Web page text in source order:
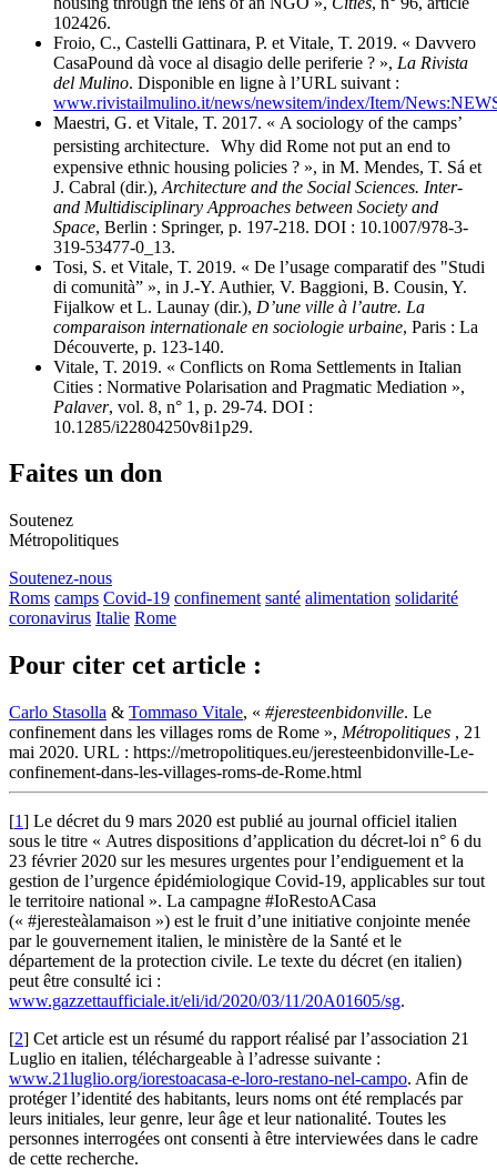
102426.
Froio, C., Castelli Gattinara, P. et Vitale, T. 2019. « Davvero
CasaPound dà voce al disagio delle periferie ? », La Rivista
del Mulino. Disponible en ligne à l’URL suivant :
www.rivistailmulino.it/news/newsitem/index/Item/
Maestri, G. et Vitale, T. 2017. « A sociology of the camps’
persisting architecture. Why did Rome not put an end to
expensive ethnic housing policies ? », in M. Mendes, T. Sá et
J. Cabral (dir.), Architecture and the Social Sciences. Inter-
and Multidisciplinary Approaches between Society and
Space, Berlin : Springer, p. 197-218. DOI : 10.1007/978-3-
319-53477-0_13.
Tosi, S. et Vitale, T. 2019. « De l’usage comparatif des "Studi
di comunità” », in J.‑Y. Authier, V. Baggioni, B. Cousin, Y.
Fijalkow et L. Launay (dir.), D’une ville à l’autre. La
comparaison internationale en sociologie urbaine, Paris : La
Découverte, p. 123-140.
Vitale, T. 2019. « Conflicts on Roma Settlements in Italian
Cities : Normative Polarisation and Pragmatic Mediation »,
Palaver, vol. 8, n° 1, p. 29-74. DOI :
10.1285/i22804250v8i1p29.
Faites un don
Soutenez
Métropolitiques
Soutenez-nous
Roms camps Covid-19 confinement santé alimentation solidarité
coronavirus Italie Rome
Pour citer cet article :
Carlo Stasolla & Tommaso Vitale, « #jeresteenbidonville. Le
confinement dans les villages roms de Rome », Métropolitiques , 21
mai 2020. URL : https://metropolitiques.eu/jeresteenbidonville-Le-
confinement-dans-les-villages-roms-de-Rome.html
[1] Le décret du 9 mars 2020 est publié au journal officiel italien
sous le titre « Autres dispositions d’application du décret-loi n° 6 du
23 février 2020 sur les mesures urgentes pour l’endiguement et la
gestion de l’urgence épidémiologique Covid-19, applicables sur tout
le territoire national ». La campagne #IoRestoACasa
(« #jeresteàlamaison ») est le fruit d’une initiative conjointe menée
par le gouvernement italien, le ministère de la Santé et le
département de la protection civile. Le texte du décret (en italien)
peut être consulté ici :
www.gazzettaufficiale.it/eli/id/2020/03/11/20A01605/sg.
[2] Cet article est un résumé du rapport réalisé par l’association 21
Luglio en italien, téléchargeable à l’adresse suivante :
www.21luglio.org/iorestoacasa-e-loro-restano-nel-campo. Afin de
protéger l’identité des habitants, leurs noms ont été remplacés par
leurs initiales, leur genre, leur âge et leur nationalité. Toutes les
personnes interrogées ont consenti à être interviewées dans le cadre
de cette recherche.